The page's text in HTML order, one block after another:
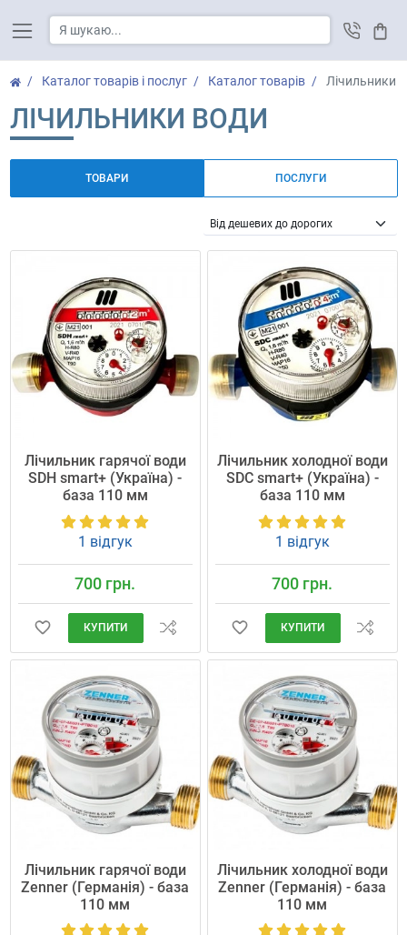
Каталог товарів і послуг Каталог товарів Лічильники
ЛІЧИЛЬНИКИ ВОДИ
ТОВАРИ ПОСЛУГИ
Лічильник гарячої води
SDH smart+ (Україна) -
база 110 мм
1 відгук
700 грн.
КУПИТИ
Лічильник холодної води
SDC smart+ (Україна) -
база 110 мм
1 відгук
700 грн.
КУПИТИ
Лічильник гарячої води
Zenner (Германія) - база
110 мм
Лічильник холодної води
Zenner (Германія) - база
110 мм